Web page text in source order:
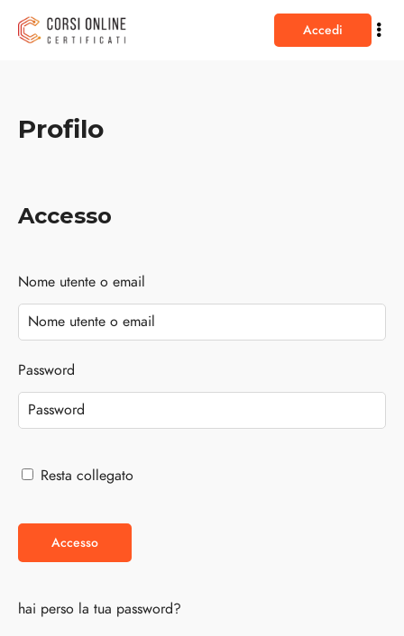
Accedi
Profilo
Accesso
Nome utente o email
Password
Resta collegato
Accesso
hai perso la tua password?